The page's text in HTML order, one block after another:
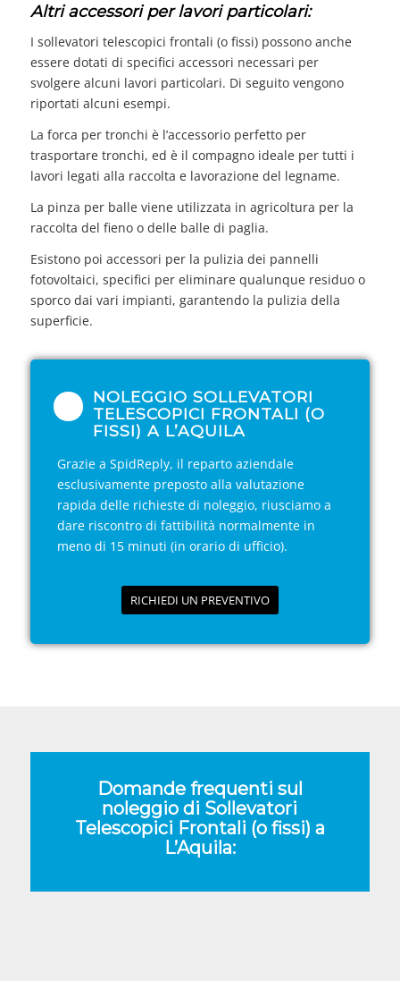
Altri accessori per lavori particolari:
I sollevatori telescopici frontali (o fissi) possono anche
essere dotati di specifici accessori necessari per
svolgere alcuni lavori particolari. Di seguito vengono
riportati alcuni esempi.
La forca per tronchi è l’accessorio perfetto per
trasportare tronchi, ed è il compagno ideale per tutti i
lavori legati alla raccolta e lavorazione del legname.
La pinza per balle viene utilizzata in agricoltura per la
raccolta del fieno o delle balle di paglia.
Esistono poi accessori per la pulizia dei pannelli
fotovoltaici, specifici per eliminare qualunque residuo o
sporco dai vari impianti, garantendo la pulizia della
superficie.
NOLEGGIO SOLLEVATORI
TELESCOPICI FRONTALI (O
FISSI) A L’AQUILA
Grazie a SpidReply, il reparto aziendale
esclusivamente preposto alla valutazione
rapida delle richieste di noleggio, riusciamo a
dare riscontro di fattibilità normalmente in
meno di 15 minuti (in orario di ufficio).
RICHIEDI UN PREVENTIVO
Domande frequenti sul
noleggio di Sollevatori
Telescopici Frontali (o fissi) a
L’Aquila: